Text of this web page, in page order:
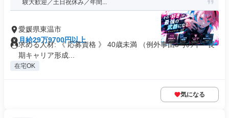
験大歓迎／土日祝休み／年間...
愛媛県東温市
月給29万9700円以上
求める人材: 《 応募資格 》 40歳未満 （例外事由3号のイ・長
期キャリア形成...
在宅OK
気になる